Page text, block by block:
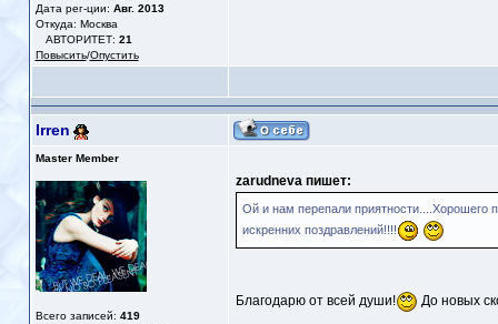
Дата рег-ции: Авг. 2013
Откуда: Москва
АВТОРИТЕТ: 21
Повысить/Опустить
Irren
Master Member
Всего записей: 419
zarudneva пишет:
Ой и нам перепали приятности....Хорошего
искренних поздравлений!!!!
Благодарю от всей души! До новых